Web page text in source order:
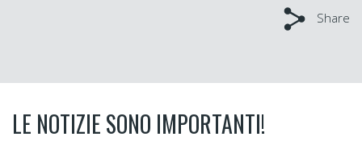
Share
LE NOTIZIE SONO IMPORTANTI!